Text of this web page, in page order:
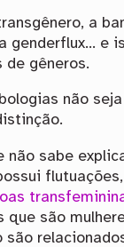
a
genderflux… e
de gêneros.
não
não sabe
são